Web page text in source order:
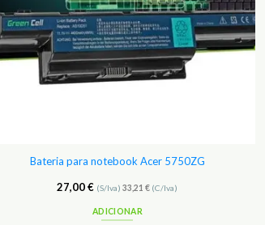
Bateria para notebook Acer 5750ZG
27,00€ (S/Iva)33,21€ (C/Iva)
ADICIONAR